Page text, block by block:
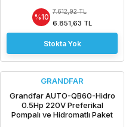
%10
7.612,92 TL
6.851,63 TL
Stokta Yok
GRANDFAR
Grandfar AUTO-QB60-Hidro
0.5Hp 220V Preferikal
Pompalı ve Hidromatlı Paket